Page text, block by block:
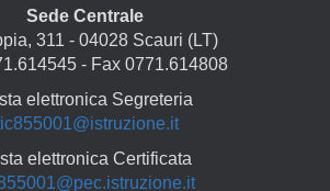
Sede Centrale
311 - 04028 Scauri (LT)
- Fax 0771.614808
elettronica Segreteria
elettronica Certificata